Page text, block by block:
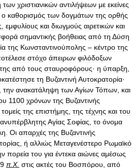
των χριστιανικών αντιλήψεων με εκείνες
ο καθορισμός των δογμάτων της ορθής
εμφυλίους και διωγμούς αιρετικών και
σημαντικής βοήθειας από τη Δύση
της Κωνσταντινούπολης – κέντρο της
στόχο άπειρων φιλόδοξων
της από τους σταυροφόρους· η ύπαρξη
τη Βυζαντινή Αυτοκρατορία·
την ανακατάληψη τωνΑγίων Τόπων και
1100 χρόνων της Βυζαντινής
τομείς της επιστήμης της τέχνης και του
ανυπέρβλητης Αγίας Σοφίας το όνομα
Οι απαρχές της Βυζαντινής
ή αλλιώς Μεταγενέστερο Ρωμαϊκό
πορεία του για έντεκα αιώνες αμέσως
π.Χ. στις ακτές του Βοσπόρου από